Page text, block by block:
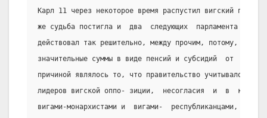
Карл 11 через некоторое время распустил вигский
же судьба постигла и  два  следующих  парламента
действовал так решительно, между прочим, потому, что
значительные суммы в виде пенсий и субсидий  от
причиной являлось то, что правительство учитывало
лидеров вигской оппо- зиции,  несогласия  и  в  конце
вигами-монархистами и  вигами-  республиканцами,  а